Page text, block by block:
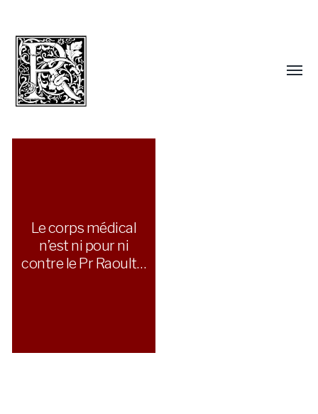
Le corps médical
n’est ni pour ni
contre le Pr Raoult…